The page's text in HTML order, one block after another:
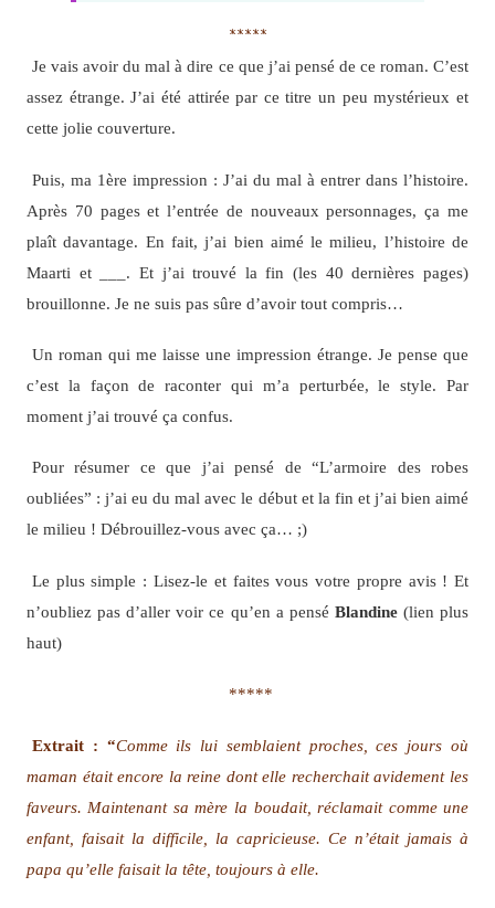
*****
Je vais avoir du mal à dire ce que j’ai pensé de ce roman. C’est
assez étrange. J’ai été attirée par ce titre un peu mystérieux et
cette jolie couverture.
Puis, ma 1ère impression : J’ai du mal à entrer dans l’histoire.
Après 70 pages et l’entrée de nouveaux personnages, ça me
plaît davantage. En fait, j’ai bien aimé le milieu, l’histoire de
Maarti et ___. Et j’ai trouvé la fin (les 40 dernières pages)
brouillonne. Je ne suis pas sûre d’avoir tout compris…
Un roman qui me laisse une impression étrange. Je pense que
c’est la façon de raconter qui m’a perturbée, le style. Par
moment j’ai trouvé ça confus.
Pour résumer ce que j’ai pensé de “L’armoire des robes
oubliées” : j’ai eu du mal avec le début et la fin et j’ai bien aimé
le milieu ! Débrouillez-vous avec ça… ;)
Le plus simple : Lisez-le et faites vous votre propre avis ! Et
n’oubliez pas d’aller voir ce qu’en a pensé Blandine(lien plus
haut)
*****
Extrait : “Comme ils lui semblaient proches, ces jours où
maman était encore la reine dont elle recherchait avidement les
faveurs. Maintenant sa mère la boudait, réclamait comme une
enfant, faisait la difficile, la capricieuse. Ce n’était jamais à
papa qu’elle faisait la tête, toujours à elle.